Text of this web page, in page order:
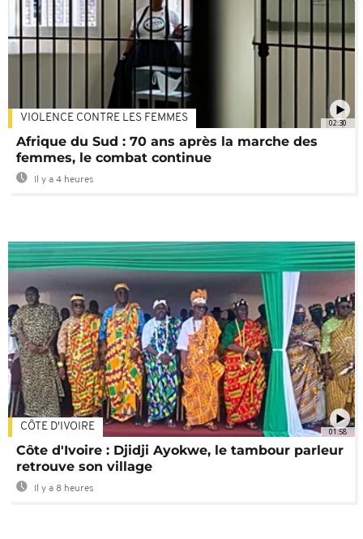
02:30
VIOLENCE CONTRE LES FEMMES
Afrique du Sud : 70 ans après la marche des
femmes, le combat continue
Il y a 4 heures
01:58
CÔTE D'IVOIRE
Côte d'Ivoire : Djidji Ayokwe, le tambour parleur
retrouve son village
Il y a 8 heures